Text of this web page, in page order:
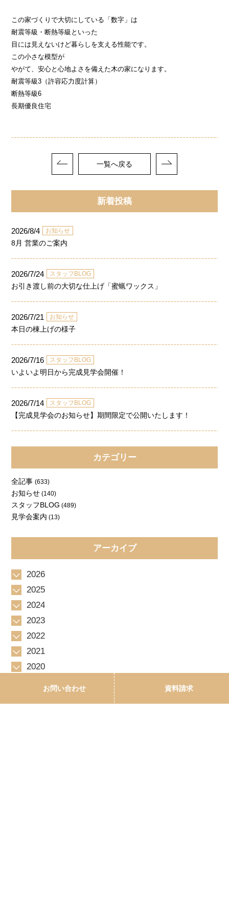
お問い合わせ 資料請求
この家づくりで大切にしている「数字」は
耐震等級・断熱等級といった
目には見えないけど暮らしを支える性能です。
この小さな模型が
やがて、安心と心地よさを備えた木の家になります。
耐震等級3（許容応力度計算）
断熱等級6
長期優良住宅
一覧へ戻る
新着投稿
2026/8/4 お知らせ
8月 営業のご案内
2026/7/24 スタッフBLOG
お引き渡し前の大切な仕上げ「蜜蝋ワックス」
2026/7/21 お知らせ
本日の棟上げの様子
2026/7/16 スタッフBLOG
いよいよ明日から完成見学会開催！
2026/7/14 スタッフBLOG
【完成見学会のお知らせ】期間限定で公開いたします！
カテゴリー
全記事(633)
お知らせ (140)
スタッフBLOG (489)
見学会案内 (13)
アーカイブ
2026
2025
2024
2023
2022
2021
2020